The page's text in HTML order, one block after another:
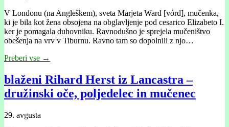
V Londonu (na Angleškem), sveta Marjeta Ward [vórd], mučenka,
ki je bila kot žena obsojena na obglavljenje pod cesarico Elizabeto I.
ker je pomagala duhovniku. Ravnodušno je sprejela mučeništvo
obešenja na vrv v Tiburnu. Ravno tam so dopolnili z njo…
Preberi vse →
blaženi Rihard Herst iz Lancastra –
družinski oče, poljedelec in mučenec
29. avgusta